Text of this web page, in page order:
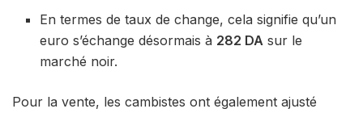
En termes de taux de change, cela signifie qu’un
euro s’échange désormais à 282 DA sur le
marché noir.
Pour la vente, les cambistes ont également ajusté